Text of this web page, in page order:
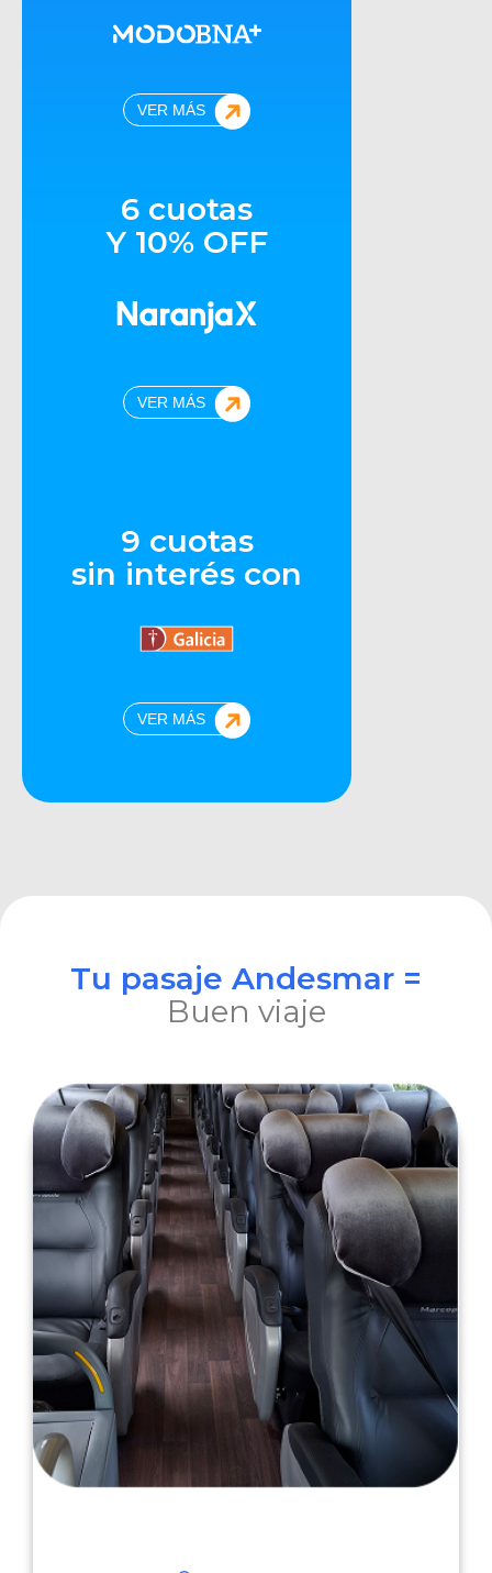
VER MÁS
6 cuotas
Y 10% OFF
VER MÁS
9 cuotas
sin interés con
VER MÁS
Tu pasaje Andesmar =
Buen viaje